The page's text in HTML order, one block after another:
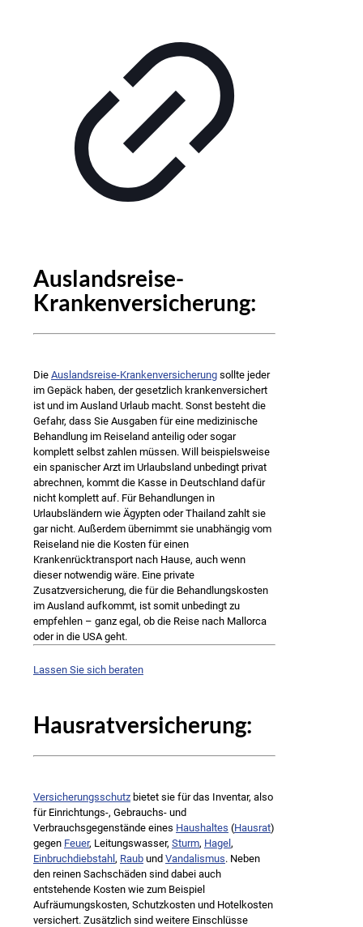
Auslandsreise-
Krankenversicherung:
Die Auslandsreise-Krankenversicherung sollte jeder
im Gepäck haben, der gesetzlich krankenversichert
ist und im Ausland Urlaub macht. Sonst besteht die
Gefahr, dass Sie Ausgaben für eine medizinische
Behandlung im Reiseland anteilig oder sogar
komplett selbst zahlen müssen. Will beispielsweise
ein spanischer Arzt im Urlaubsland unbedingt privat
abrechnen, kommt die Kasse in Deutschland dafür
nicht komplett auf. Für Behandlungen in
Urlaubsländern wie Ägypten oder Thailand zahlt sie
gar nicht. Außerdem übernimmt sie unabhängig vom
Reiseland nie die Kosten für einen
Krankenrücktransport nach Hause, auch wenn
dieser notwendig wäre. Eine private
Zusatzversicherung, die für die Behandlungskosten
im Ausland aufkommt, ist somit unbedingt zu
empfehlen – ganz egal, ob die Reise nach Mallorca
oder in die USA geht.
Lassen Sie sich beraten
Hausratversicherung:
Versicherungsschutz bietet sie für das Inventar, also
für Einrichtungs-, Gebrauchs- und
Verbrauchsgegenstände eines Haushaltes (Hausrat)
gegen Feuer, Leitungswasser, Sturm, Hagel ,
Einbruchdiebstahl , Raub und Vandalismus. Neben
den reinen Sachschäden sind dabei auch
entstehende Kosten wie zum Beispiel
Aufräumungskosten, Schutzkosten und Hotelkosten
versichert. Zusätzlich sind weitere Einschlüsse